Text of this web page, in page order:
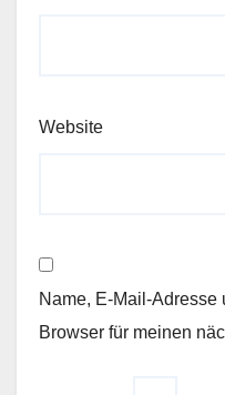
Website
Name, E-Mail-
Browser für meinen